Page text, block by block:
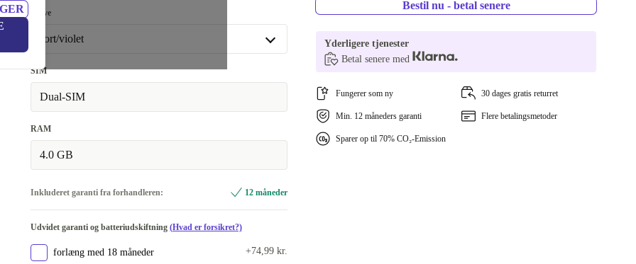
Farve
sort/violet
sort/violet
violet/rosa +670 kr.
SIM
Dual-SIM
RAM
4.0 GB
Inkluderet garanti fra forhandleren: 12 måneder
Udvidet garanti og batteriudskiftning (Hvad er forsikret?)
forlæng med 18 måneder +74,99 kr.
Bestil nu - betal senere
Yderligere tjenester
Betal senere med
Fungerer som ny 30 dages gratis returret
Min. 12 måneders garanti Flere betalingsmetoder
Sparer op til 70% CO₂-Emission